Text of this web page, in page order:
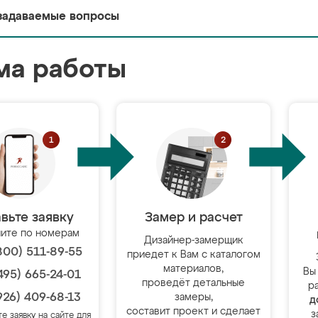
вопросы
работы
заявку
по номерам
511-89-55
665-24-01
409-68-13
заявку на сайте для
Замер и расчет
Дизайнер-замерщик
приедет к Вам с каталогом
материалов,
проведёт детальные
замеры,
составит проект и сделает
Вы